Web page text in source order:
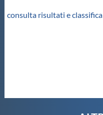
consulta risultati e classifica